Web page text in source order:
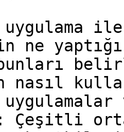
ne
bunları
nasıl
Çeşitli